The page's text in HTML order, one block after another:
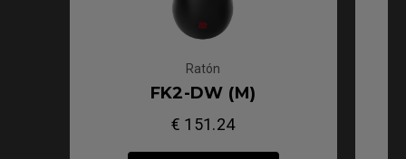
Ratón
FK2-DW (M)
€ 151.24